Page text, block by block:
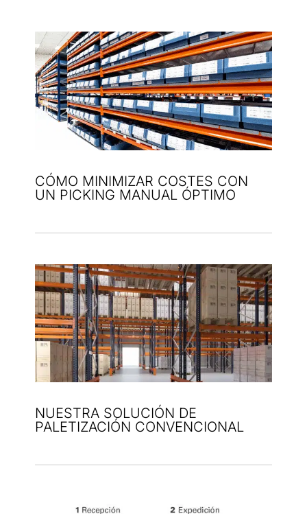
CÓMO MINIMIZAR COSTES CON
UN PICKING MANUAL ÓPTIMO
NUESTRA SOLUCIÓN DE
PALETIZACIÓN CONVENCIONAL